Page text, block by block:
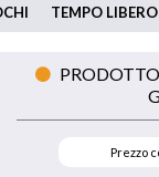
TEMPO LIBERO
Prezzo